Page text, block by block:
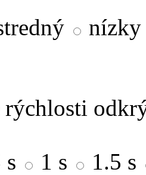
nízky
s 1 s
1.5 s